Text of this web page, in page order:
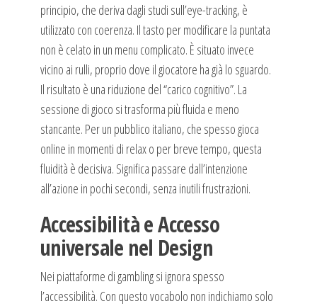
principio, che deriva dagli studi sull’eye-tracking, è
utilizzato con coerenza. Il tasto per modificare la puntata
non è celato in un menu complicato. È situato invece
vicino ai rulli, proprio dove il giocatore ha già lo sguardo.
Il risultato è una riduzione del “carico cognitivo”. La
sessione di gioco si trasforma più fluida e meno
stancante. Per un pubblico italiano, che spesso gioca
online in momenti di relax o per breve tempo, questa
fluidità è decisiva. Significa passare dall’intenzione
all’azione in pochi secondi, senza inutili frustrazioni.
Accessibilità e Accesso
universale nel Design
Nei piattaforme di gambling si ignora spesso
l’accessibilità. Con questo vocabolo non indichiamo solo